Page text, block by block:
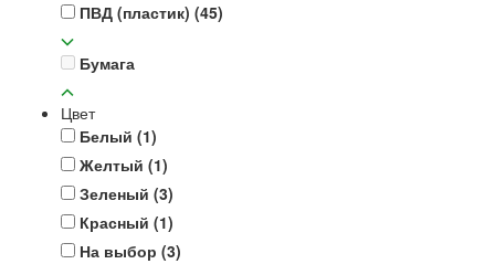
ПВД (пластик) (45)
Бумага
Цвет
Белый (1)
Желтый (1)
Зеленый (3)
Красный (1)
На выбор (3)